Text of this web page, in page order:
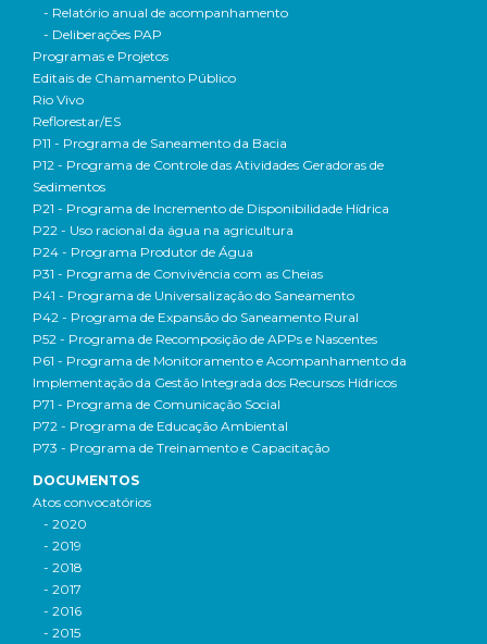
- Relatório anual de acompanhamento
- Deliberações PAP
Programas e Projetos
Editais de Chamamento Público
Rio Vivo
Reflorestar/ES
P11 - Programa de Saneamento da Bacia
P12 - Programa de Controle das Atividades Geradoras de
Sedimentos
P21 - Programa de Incremento de Disponibilidade Hídrica
P22 - Uso racional da água na agricultura
P24 - Programa Produtor de Água
P31 - Programa de Convivência com as Cheias
P41 - Programa de Universalização do Saneamento
P42 - Programa de Expansão do Saneamento Rural
P52 - Programa de Recomposição de APPs e Nascentes
P61 - Programa de Monitoramento e Acompanhamento da
Implementação da Gestão Integrada dos Recursos Hídricos
P71 - Programa de Comunicação Social
P72 - Programa de Educação Ambiental
P73 - Programa de Treinamento e Capacitação
DOCUMENTOS
Atos convocatórios
- 2020
- 2019
- 2018
- 2017
- 2016
- 2015